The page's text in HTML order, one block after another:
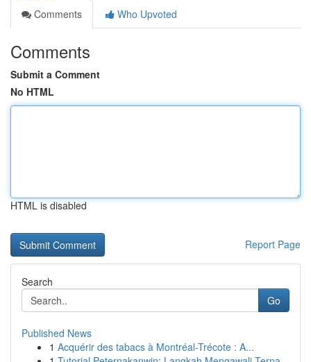
Comments
Who Upvoted
Comments
Submit a Comment
No HTML
HTML is disabled
Report Page
Search
Go
Published News
1 Acquérir des tabacs à Montréal-Trécote : A...